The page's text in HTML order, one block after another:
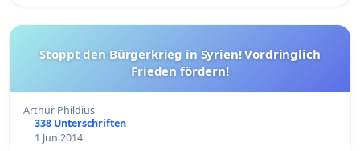
Stoppt den Bürgerkrieg in Syrien! Vordringlich
Frieden fördern!
Arthur Phildius
338 Unterschriften
1 Jun 2014